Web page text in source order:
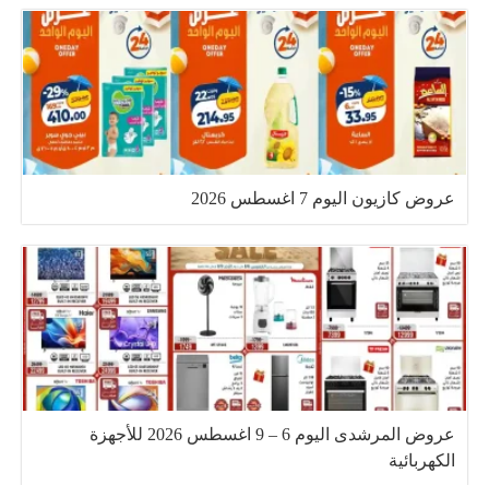
عروض كازيون اليوم 7 اغسطس 2026
عروض المرشدى اليوم 6 – 9 اغسطس 2026 للأجهزة
الكهربائية